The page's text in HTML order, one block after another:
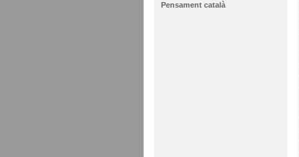
Pensament català